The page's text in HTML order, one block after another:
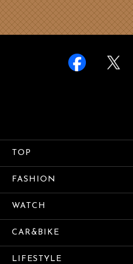
TOP
FASHION
WATCH
CAR&BIKE
LIFESTYLE